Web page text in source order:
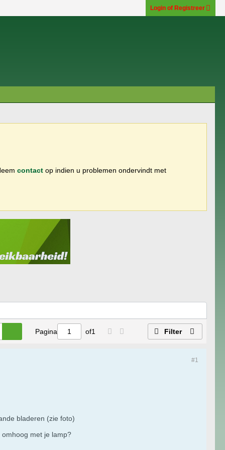
Login of Registreer
contact op indien u problemen ondervindt met
Pagina of1 Filter
#1
bladeren (zie foto)
omhoog met je lamp?